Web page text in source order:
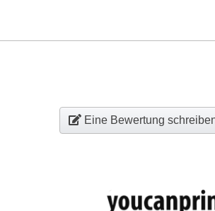
Eine Bewertung